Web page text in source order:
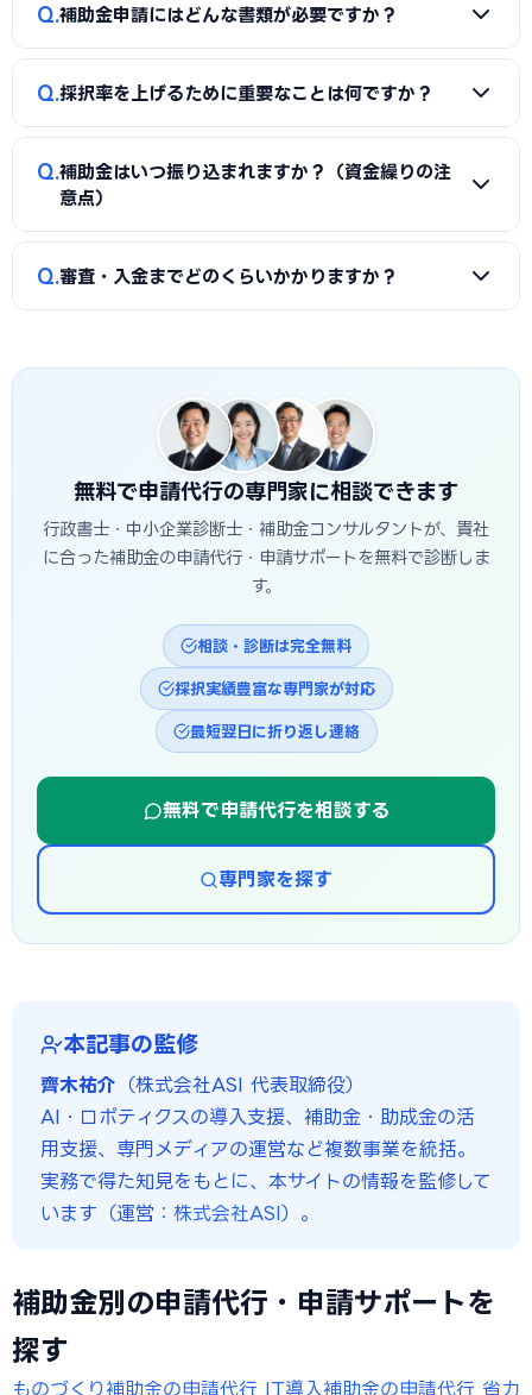
では大東市に対応した実績豊富な専門家を無料でご紹介して
金）」のように分けることで、異なる経費項目について両方
を活用できるケースがあります。経費按分の計画は事前に専門
Q 補助金申請にはどんな書類が必要ですか？
A
一般的に、事業計画書、見積書、決算書（直近2期分）、
類（賃上げ表明・事業継続力強化計画の認定等）も求められ
ます。申請代行ではこれらの書類整備と不備チェックを代行
し、差し戻しによる遅延を防ぎます。
Q 採択率を上げるために重要なことは何ですか？
A
①公募要領の加点項目を漏れなく満たすこと、②課題・解
決策・効果を定量的（数値）で示すこと、③事業の革新性と
市の地域特性や自社の強みを盛り込んだ計画書ほど高く評価
されます。申請代行はこの作り込みを専門的に支援します。
Q 補助金はいつ振り込まれますか？（資金繰りの注
意点）
A
補助金は原則「後払い（精算払い）」です。採択後にいっ
Q 審査・入金までどのくらいかかりますか？
決定・事業実施・実績報告を経て入金されるため、申請から
入金まで半年〜1年程度かかるのが一般的です。大東市独自の
補助金は予算上限に達し次第終了する場合があるため、早め
の相談・申請が有利です。
無料で申請代行の専門家に相談できます
行政書士・中小企業診断士・補助金コンサルタントが、貴社
に合った補助金の申請代行・申請サポートを無料で診断しま
す。
相談・診断は完全無料
採択実績豊富な専門家が対応
最短翌日に折り返し連絡
無料で申請代行を相談する
専門家を探す
本記事の監修
齊木祐介 （株式会社ASI 代表取締役）
AI・ロボティクスの導入支援、補助金・助成金の活
用支援、専門メディアの運営など複数事業を統括。
実務で得た知見をもとに、本サイトの情報を監修して
います（運営： 株式会社ASI）。
補助金別の申請代行・申請サポートを
探す
ものづくり補助金の申請代行 IT導入補助金の申請代行 省力